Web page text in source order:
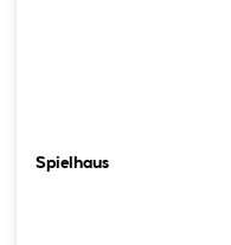
Spielhaus